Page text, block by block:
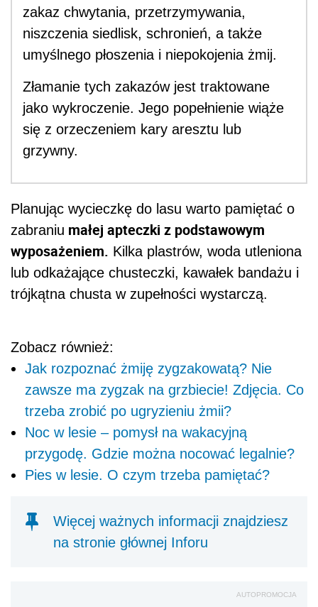
zakaz chwytania, przetrzymywania,
niszczenia siedlisk, schronień, a także
umyślnego płoszenia i niepokojenia żmij.
Złamanie tych zakazów jest traktowane
jako wykroczenie. Jego popełnienie wiąże
się z orzeczeniem kary aresztu lub
grzywny.
Planując wycieczkę do lasu warto pamiętać o
zabraniu małej apteczki z podstawowym
wyposażeniem. Kilka plastrów, woda utleniona
lub odkażające chusteczki, kawałek bandażu i
trójkątna chusta w zupełności wystarczą.
Zobacz również:
Jak rozpoznać żmiję zygzakowatą? Nie
zawsze ma zygzak na grzbiecie! Zdjęcia. Co
trzeba zrobić po ugryzieniu żmii?
Noc w lesie – pomysł na wakacyjną
przygodę. Gdzie można nocować legalnie?
Pies w lesie. O czym trzeba pamiętać?
Więcej ważnych informacji znajdziesz
na stronie głównej Inforu
AUTOPROMOCJA